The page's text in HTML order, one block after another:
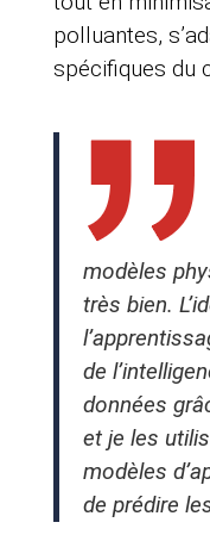
polluantes,
spécifiques du
modèles
très bien.
de
données
et je les
modèles
de prédire